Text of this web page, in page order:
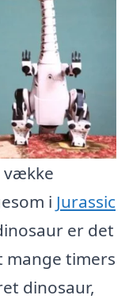
vække
i Jurassic
er det
timers
dinosaur,